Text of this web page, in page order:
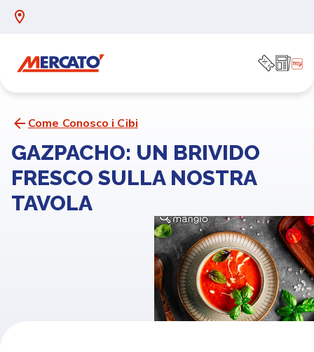
Come Conosco i Cibi
GAZPACHO: UN BRIVIDO
FRESCO SULLA NOSTRA
TAVOLA